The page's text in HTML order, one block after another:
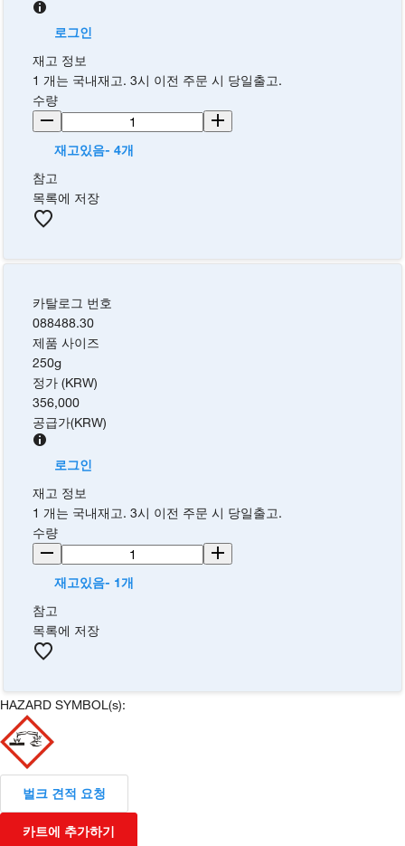
로그인
재고 정보
1 개는 국내재고. 3시 이전 주문 시 당일출고.
수량
재고있음- 4개
참고
목록에 저장
카탈로그 번호
088488.30
제품 사이즈
250g
정가 (KRW)
356,000
공급가(KRW)
로그인
재고 정보
1 개는 국내재고. 3시 이전 주문 시 당일출고.
수량
재고있음- 1개
참고
목록에 저장
HAZARD SYMBOL(s):
벌크 견적 요청
카트에 추가하기